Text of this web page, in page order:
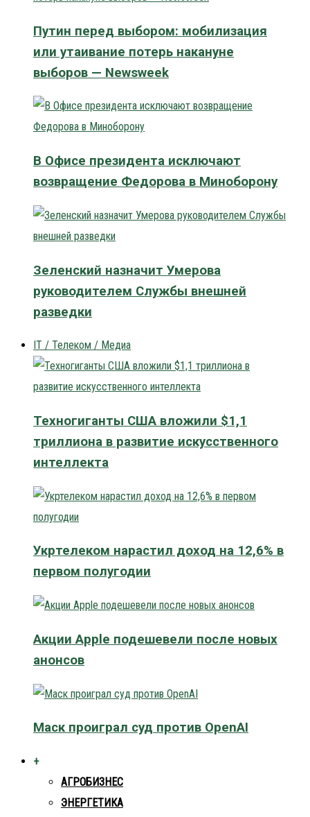
Путин перед выбором: мобилизация
или утаивание потерь накануне
выборов — Newsweek
В Офисе президента исключают
возвращение Федорова в Миноборону
Зеленский назначит Умерова
руководителем Службы внешней
разведки
IT / Телеком / Медиа
Техногиганты США вложили $1,1
триллиона в развитие искусственного
интеллекта
Укртелеком нарастил доход на 12,6% в
первом полугодии
Акции Apple подешевели после новых
анонсов
Маск проиграл суд против OpenAI
+
АГРОБИЗНЕС
ЭНЕРГЕТИКА